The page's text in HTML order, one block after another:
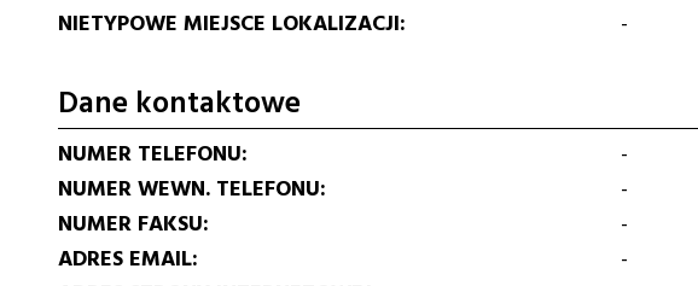
NIETYPOWE MIEJSCE LOKALIZACJI
-
Dane kontaktowe
NUMER TELEFONU
-
NUMER WEWN. TELEFONU
-
NUMER FAKSU
-
ADRES EMAIL
-